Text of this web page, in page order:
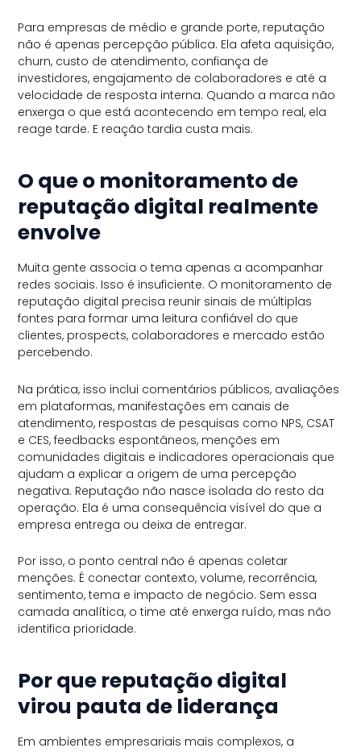
Para empresas de médio e grande porte, reputação
não é apenas percepção pública. Ela afeta aquisição,
churn, custo de atendimento, confiança de
investidores, engajamento de colaboradores e até a
velocidade de resposta interna. Quando a marca não
enxerga o que está acontecendo em tempo real, ela
reage tarde. E reação tardia custa mais.
O que o monitoramento de
reputação digital realmente
envolve
Muita gente associa o tema apenas a acompanhar
redes sociais. Isso é insuficiente. O monitoramento de
reputação digital precisa reunir sinais de múltiplas
fontes para formar uma leitura confiável do que
clientes, prospects, colaboradores e mercado estão
percebendo.
Na prática, isso inclui comentários públicos, avaliações
em plataformas, manifestações em canais de
atendimento, respostas de pesquisas como NPS, CSAT
e CES, feedbacks espontâneos, menções em
comunidades digitais e indicadores operacionais que
ajudam a explicar a origem de uma percepção
negativa. Reputação não nasce isolada do resto da
operação. Ela é uma consequência visível do que a
empresa entrega ou deixa de entregar.
Por isso, o ponto central não é apenas coletar
menções. É conectar contexto, volume, recorrência,
sentimento, tema e impacto de negócio. Sem essa
camada analítica, o time até enxerga ruído, mas não
identifica prioridade.
Por que reputação digital
virou pauta de liderança
Em ambientes empresariais mais complexos, a